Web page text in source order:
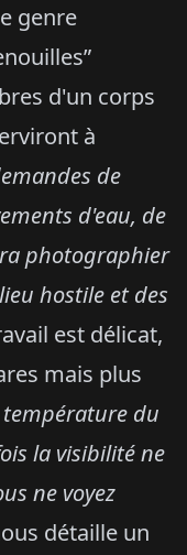
genre
d'un corps
à
de
d'eau, de
photographier
hostile et des
est délicat,
mais plus
température du
la visibilité ne
ne voyez
détaille un